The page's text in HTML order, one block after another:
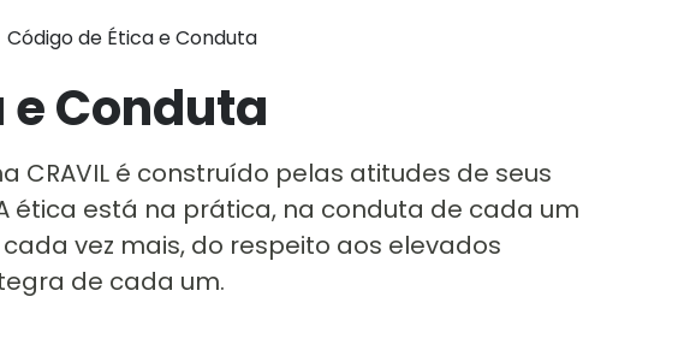
Código de Ética e Conduta
e Conduta
CRAVIL é construído pelas atitudes de seus
ética está na prática, na conduta de cada um
vez mais, do respeito aos elevados
de cada um.